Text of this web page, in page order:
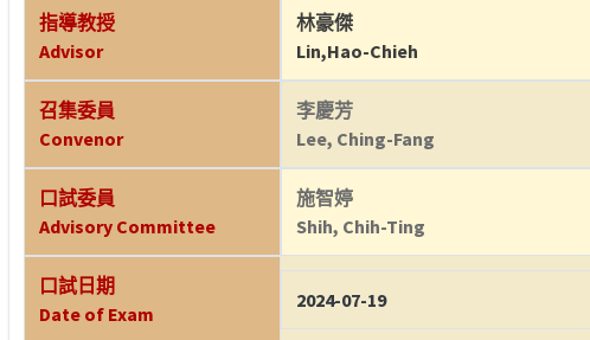
指導教授
Advisor
林豪傑
Lin,Hao-Chieh
召集委員
Convenor
李慶芳
Lee, Ching-Fang
口試委員
Advisory Committee
施智婷
Shih, Chih-Ting
口試日期
Date of Exam
2024-07-19